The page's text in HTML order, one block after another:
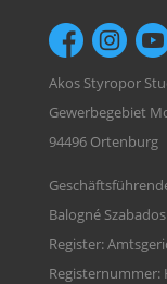
Akos Styropor
Gewerbegebiet
94496 Ortenburg
Balogné Szabados
Register:
Registernummer: